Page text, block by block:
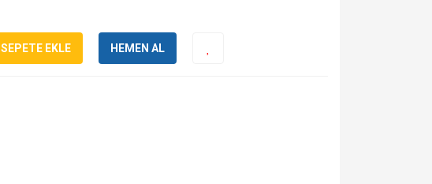
SEPETE EKLE HEMEN AL